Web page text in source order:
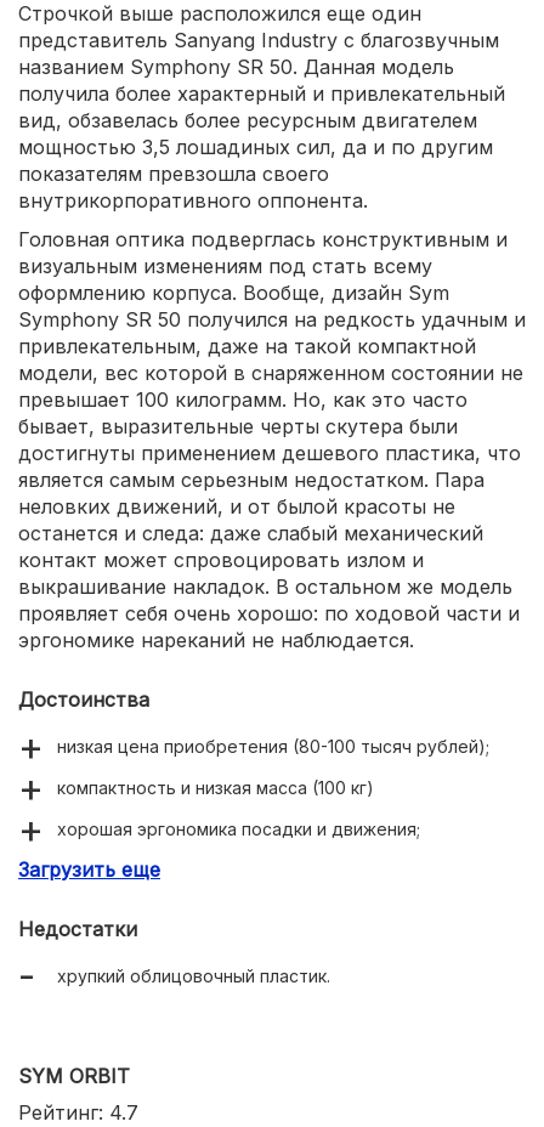
Строчкой выше расположился еще один
представитель Sanyang Industry с благозвучным
названием Symphony SR 50. Данная модель
получила более характерный и привлекательный
вид, обзавелась более ресурсным двигателем
мощностью 3,5 лошадиных сил, да и по другим
показателям превзошла своего
внутрикорпоративного оппонента.
Головная оптика подверглась конструктивным и
визуальным изменениям под стать всему
оформлению корпуса. Вообще, дизайн Sym
Symphony SR 50 получился на редкость удачным и
привлекательным, даже на такой компактной
модели, вес которой в снаряженном состоянии не
превышает 100 килограмм. Но, как это часто
бывает, выразительные черты скутера были
достигнуты применением дешевого пластика, что
является самым серьезным недостатком. Пара
неловких движений, и от былой красоты не
останется и следа: даже слабый механический
контакт может спровоцировать излом и
выкрашивание накладок. В остальном же модель
проявляет себя очень хорошо: по ходовой части и
эргономике нареканий не наблюдается.
Достоинства
низкая цена приобретения (80-100 тысяч рублей);
компактность и низкая масса (100 кг)
хорошая эргономика посадки и движения;
приятный внешний вид.
Загрузить еще
Недостатки
хрупкий облицовочный пластик.
SYM ORBIT
Рейтинг: 4.7